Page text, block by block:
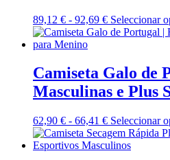
89,12 € - 92,69 €Rango
de
89,12 €
hasta
92,69 €
Seleccionar
Camiseta Galo de
Masculinas e Plus
62,90 € - 66,41 €Rango
de
precios:
Seleccionar